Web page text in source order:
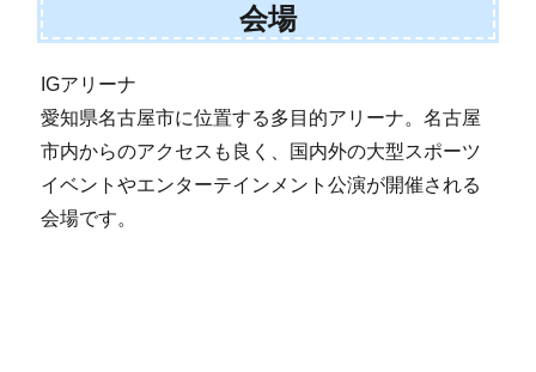
会場
IGアリーナ
愛知県名古屋市に位置する多目的アリーナ。名古屋
市内からのアクセスも良く、国内外の大型スポーツ
イベントやエンターテインメント公演が開催される
会場です。